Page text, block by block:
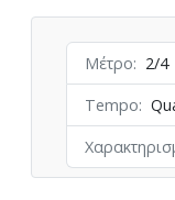
Μέτρο
2/4
Tempo